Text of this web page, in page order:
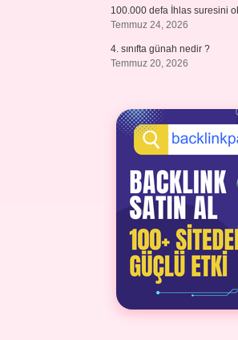
100.000 defa İhlas suresini
Temmuz 24, 2026
4. sınıfta günah nedir ?
Temmuz 20, 2026